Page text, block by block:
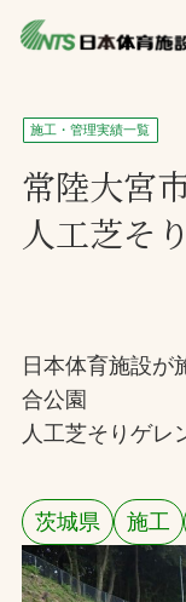
私たちの強み
ニュース
プレスリリース
施工・管理実績一
会社概要
お問合せ
施工・管理実績一覧
常陸大宮
人工芝そ
日本体育施設が
合公園
人工芝そりゲレ
茨城県 施工